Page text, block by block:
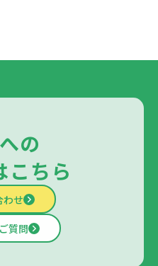
の
こちら
わせ
質問